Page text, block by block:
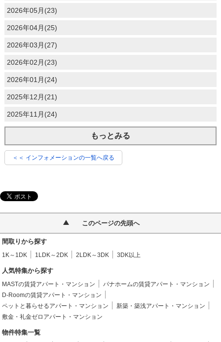
2026年05月(23)
2026年04月(25)
2026年03月(27)
2026年02月(23)
2026年01月(24)
2025年12月(21)
2025年11月(24)
もっとみる
＜＜ インフォメーションの一覧へ戻る
このページの先頭へ
間取りから探す
1K～1DK 1LDK～2DK 2LDK～3DK 3DK以上
人気特集から探す
MASTの賃貸アパート・マンション
パナホームの賃貸アパート・マンション
D-Roomの賃貸アパート・マンション
ペットと暮らせるアパート・マンション
新築・築浅アパート・マンション
敷金・礼金ゼロアパート・マンション
物件特集一覧